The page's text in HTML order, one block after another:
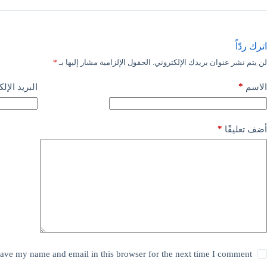
اترك ردّاً
لن يتم نشر عنوان بريدك الإلكتروني. الحقول الإلزامية مشار إليها بـ *
الاسم * البريد
أضف تعليقًا *
my name and email in this browser for the next time I comment.